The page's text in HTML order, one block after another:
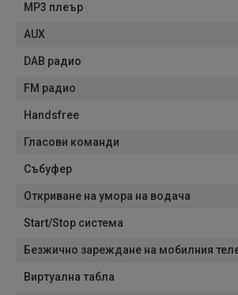
MP3 плеър
AUX
DAB радио
FM радио
Handsfree
Гласови команди
Събуфер
Откриване на умора на водача
Start/Stop система
Безжично зареждане на мобилния
Виртуална табла